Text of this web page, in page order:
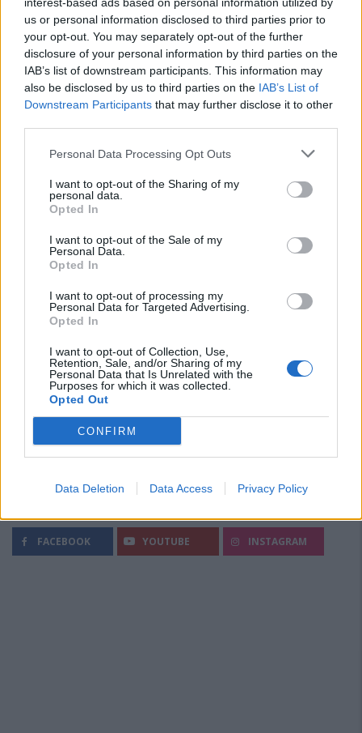
us or personal information disclosed to third parties prior to
your opt-out. You may separately opt-out of the further
disclosure of your personal information by third parties on the
IAB’s list of downstream participants. This information may
also be disclosed by us to third parties on the IAB’s List of
Downstream Participants that may further disclose it to other
Personal Data Processing Opt Outs
I want to opt-out of the Sharing of my
personal data.
Opted In
I want to opt-out of the Sale of my
Personal Data.
Opted In
I want to opt-out of processing my
Personal Data for Targeted Advertising.
Opted In
I want to opt-out of Collection, Use,
Retention, Sale, and/or Sharing of my
Personal Data that Is Unrelated with the
Purposes for which it was collected.
Opted Out
CONFIRM
Data Deletion Data Access Privacy Policy
Gran colpo dell'Ossese, per la difesa c'è l'ex
Torres Riccardo Idda
7 Ago 2026
Il Monastir 1983 si trasforma da Associazione
Sportiva in Srl
7 Ago 2026
L'Ossese si prepara all'esordio in D: Forzati,
giovani tra i…
7 Ago 2026
FACEBOOK YOUTUBE INSTAGRAM